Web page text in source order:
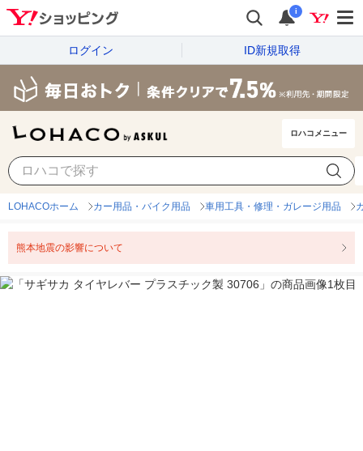
i
ログイン ID新規取得
ロハコメニュー
LOHACOホーム カー用品・バイク用品 車用工具・修理・ガレージ用品
熊本地震の影響について